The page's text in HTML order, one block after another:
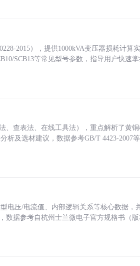
2015），提供1000kVA变压器损耗计算
SCB13等常见型号参数，指导用户快速
、查表法、在线工具法），重点解析了黄铜
析及选材建议，数据参考GB/T 4423-2007
电压/电流值、内部逻辑关系等核心数据，
数据参考自杭州士兰微电子官方规格书（版